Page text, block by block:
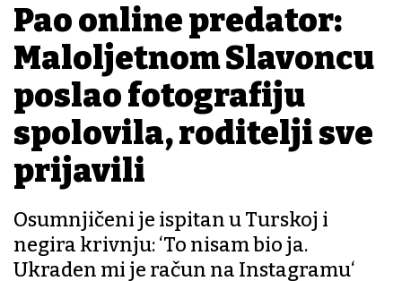
Pao online predator:
Maloljetnom Slavoncu
poslao fotografiju
spolovila, roditelji sve
prijavili
Osumnjičeni je ispitan u Turskoj i
negira krivnju: ‘To nisam bio ja.
Ukraden mi je račun na Instagramu‘